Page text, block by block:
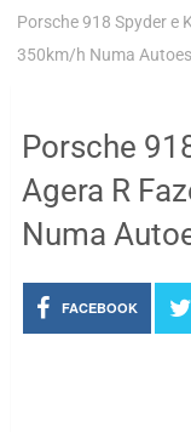
Porsche 918 Spyder e
350km/h Numa
Porsche
Agera R
Numa
FACEBOOK